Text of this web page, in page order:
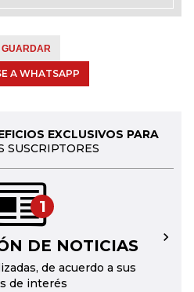
GUARDAR
A WHATSAPP
EXCLUSIVOS PARA
SUSCRIPTORES
1
DE NOTICIAS
de acuerdo a sus
de interés
→